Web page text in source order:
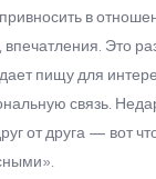
в
Это
пищу для
связь.
от друга — вот